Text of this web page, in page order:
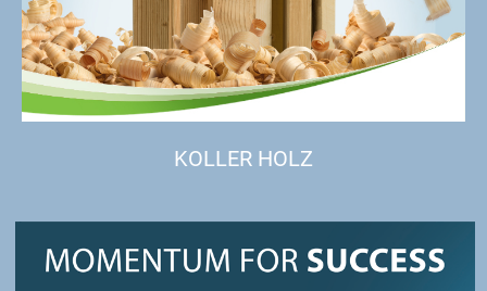
KOLLER HOLZ